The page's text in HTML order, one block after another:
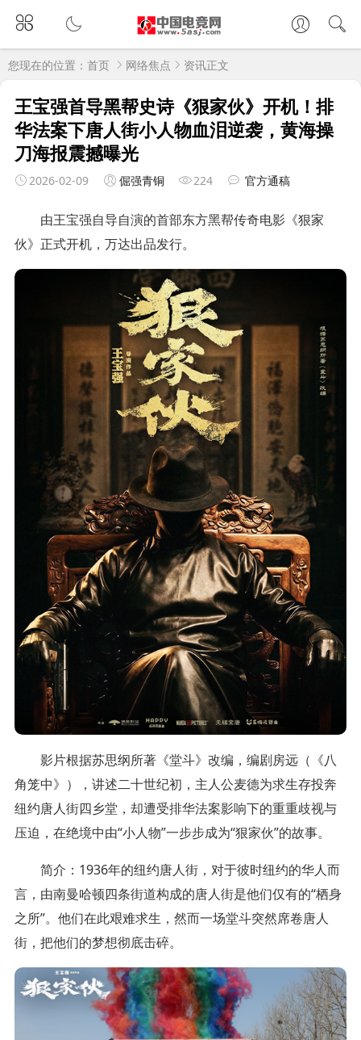
您现在的位置： 首页 网络焦点 资讯正文
王宝强首导黑帮史诗《狠家伙》开机！排
华法案下唐人街小人物血泪逆袭，黄海操
刀海报震撼曝光
2026-02-09 倔强青铜 224 官方通稿
由王宝强自导自演的首部东方黑帮传奇电影《狠家
伙》正式开机，万达出品发行。
影片根据苏思纲所著《堂斗》改编，编剧房远（《八
角笼中》），讲述二十世纪初，主人公麦德为求生存投奔
纽约唐人街四乡堂，却遭受排华法案影响下的重重歧视与
压迫，在绝境中由“小人物”一步步成为“狠家伙”的故事。
简介：1936年的纽约唐人街，对于彼时纽约的华人而
言，由南曼哈顿四条街道构成的唐人街是他们仅有的“栖身
之所”。他们在此艰难求生，然而一场堂斗突然席卷唐人
街，把他们的梦想彻底击碎。